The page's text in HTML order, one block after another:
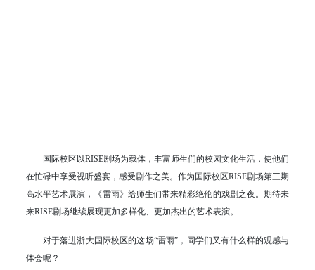
国际校区以RISE剧场为载体，丰富师生们的校园文化生活，使他们
在忙碌中享受视听盛宴，感受剧作之美。作为国际校区RISE剧场第三期
高水平艺术展演，《雷雨》给师生们带来精彩绝伦的戏剧之夜。期待未
来RISE剧场继续展现更加多样化、更加杰出的艺术表演。
对于落进浙大国际校区的这场“雷雨”，同学们又有什么样的观感与
体会呢？